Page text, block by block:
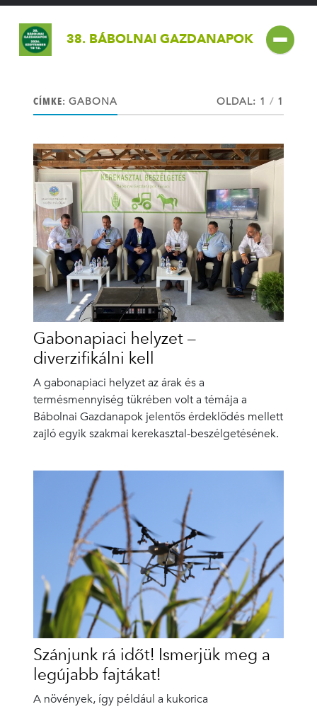
38. BÁBOLNAI GAZDANAPOK
CÍMKE: GABONA OLDAL: 1 / 1
Gabonapiaci helyzet –
diverzifikálni kell
A gabonapiaci helyzet az árak és a
termésmennyiség tükrében volt a témája a
Bábolnai Gazdanapok jelentős érdeklődés mellett
zajló egyik szakmai kerekasztal-beszélgetésének.
Szánjunk rá időt! Ismerjük meg a
legújabb fajtákat!
A növények, így például a kukorica